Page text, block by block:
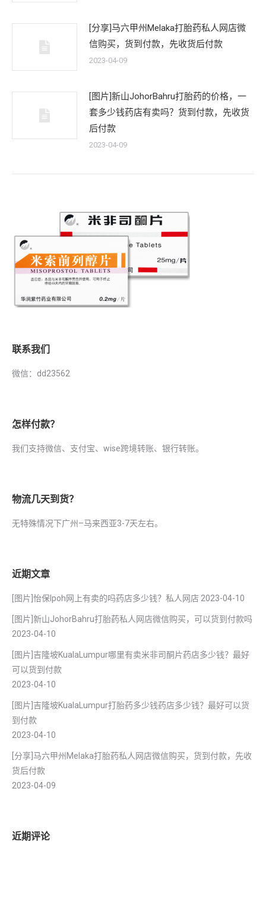
[分享]马六甲州Melaka打胎药私人网店微
信购买，货到付款，先收货后付款
2023-04-09
[图片]新山JohorBahru打胎药的价格，一
套多少钱药店有卖吗？货到付款，先收货
后付款
2023-04-09
联系我们
微信：dd23562
怎样付款？
我们支持微信、支付宝、wise跨境转账、银行转账。
物流几天到货？
无特殊情况下广州–马来西亚3-7天左右。
近期文章
[图片]怡保lpoh网上有卖的吗药店多少钱？私人网店 2023-04-10
[图片]新山JohorBahru打胎药私人网店微信购买，可以货到付款吗
2023-04-10
[图片]吉隆坡KualaLumpur哪里有卖米非司酮片药店多少钱？最好
可以货到付款
2023-04-10
[图片]吉隆坡KualaLumpur打胎药多少钱药店多少钱？最好可以货
到付款
2023-04-10
[分享]马六甲州Melaka打胎药私人网店微信购买，货到付款，先收
货后付款
2023-04-09
近期评论